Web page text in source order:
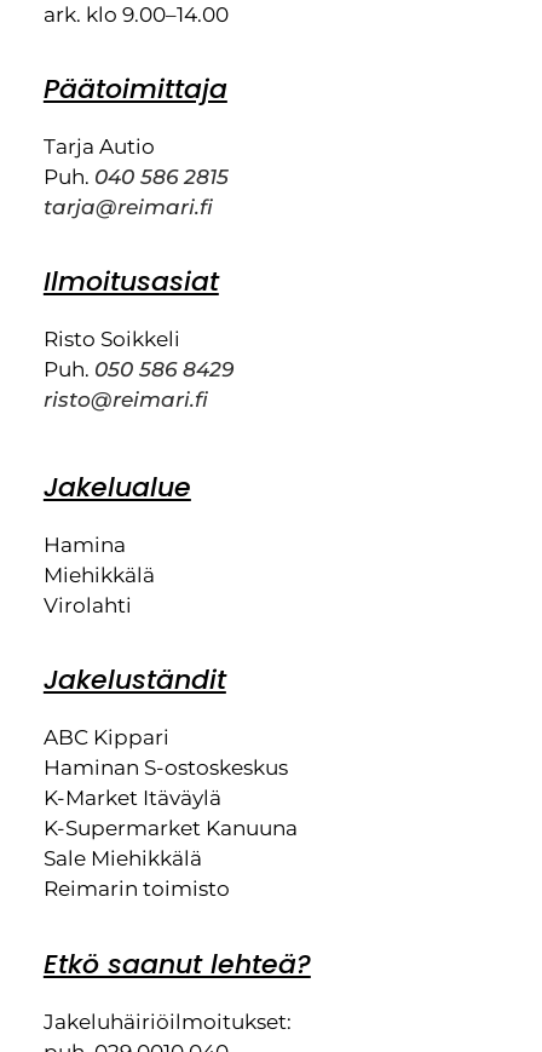
ark. klo 9.00–14.00
Päätoimittaja
Tarja Autio
Puh. 040 586 2815
tarja@reimari.fi
Ilmoitusasiat
Risto Soikkeli
Puh. 050 586 8429
risto@reimari.fi
Jakelualue
Hamina
Miehikkälä
Virolahti
Jakeluständit
ABC Kippari
Haminan S-ostoskeskus
K-Market Itäväylä
K-Supermarket Kanuuna
Sale Miehikkälä
Reimarin toimisto
Etkö saanut lehteä?
Jakeluhäiriöilmoitukset: